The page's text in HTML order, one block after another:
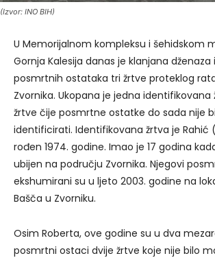
(Izvor: INO BIH)
U Memorijalnom kompleksu i šehidskom
Gornja Kalesija danas je klanjana
posmrtnih ostataka tri žrtve proteklog
Zvornika. Ukopana je jedna identifikovana
žrtve čije posmrtne ostatke do sada nije
identificirati. Identifikovana žrtva je Rahić
rođen 1974. godine. Imao je 17 godina
ubijen na području Zvornika. Njegovi
ekshumirani su u ljeto 2003. godine na
Bašča u Zvorniku.
Osim Roberta, ove godine su u dva
posmrtni ostaci dvije žrtve koje nije bilo